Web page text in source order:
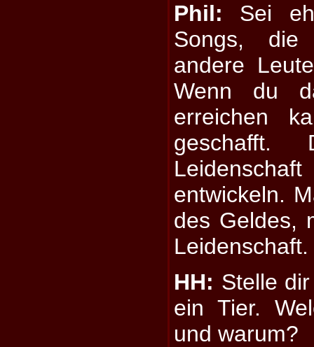
Phil: Sei
Songs,
andere
Wenn du
erreichen
entwickeln.
des Geldes,
Leidenschaft.
HH: Stelle
ein Tier.
und warum?